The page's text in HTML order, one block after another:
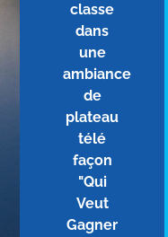
classe
dans
une
ambiance
de
plateau
télé
façon
"Qui
Veut
Gagner